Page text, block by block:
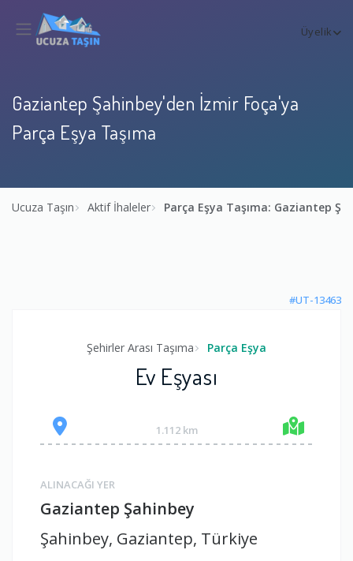
Üyelik
Gaziantep Şahinbey'den İzmir Foça'ya
Parça Eşya Taşıma
Ucuza Taşın Aktif İhaleler Parça Eşya Taşıma: Gaziantep
#UT-13463
Şehirler Arası Taşıma Parça Eşya
Ev Eşyası
1.112 km
ALINACAĞI YER
Gaziantep Şahinbey
Şahinbey, Gaziantep, Türkiye